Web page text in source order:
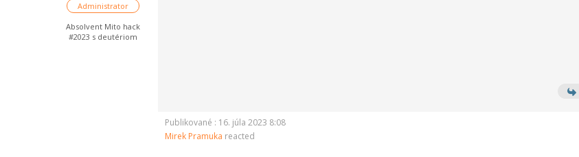
Administrator
Absolvent Mito hack
#2023 s deutériom
Publikované : 16. júla 2023 8:08
Mirek Pramuka reacted